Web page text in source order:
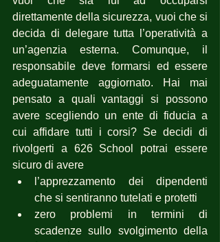
direttamente della sicurezza, vuoi che si
decida di delegare tutta l’operatività a
un’agenzia esterna. Comunque, il
responsabile deve formarsi ed essere
adeguatamente aggiornato. Hai mai
pensato a quali vantaggi si possono
avere scegliendo un ente di fiducia a
cui affidare tutti i corsi? Se decidi di
rivolgerti a 626 School potrai essere
sicuro di avere
l’apprezzamento dei dipendenti
che si sentiranno tutelati e protetti
zero problemi in termini di
scadenze sullo svolgimento della